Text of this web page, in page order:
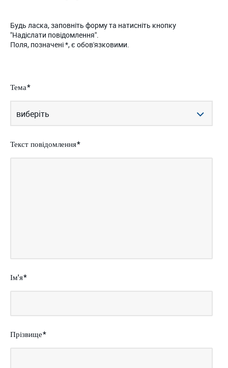
Будь ласка, заповніть форму та натисніть кнопку
"Надіслати повідомлення".
Поля, позначені *, є обов'язковими.
Тема
Текст повідомлення
Ім'я
Прізвище